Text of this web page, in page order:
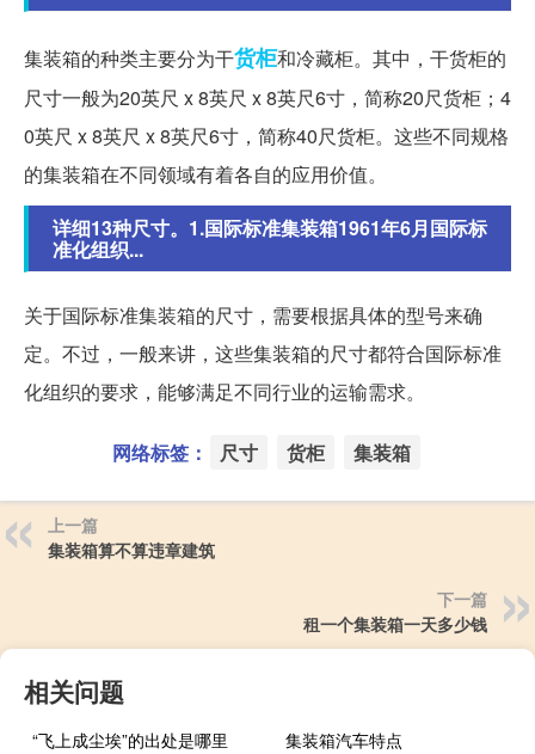
集装箱的种类主要分为干货柜和冷藏柜。其中，干货柜的
尺寸一般为20英尺 x 8英尺 x 8英尺6寸，简称20尺货柜；4
0英尺 x 8英尺 x 8英尺6寸，简称40尺货柜。这些不同规格
的集装箱在不同领域有着各自的应用价值。
详细13种尺寸。1.国际标准集装箱1961年6月国际标
准化组织...
关于国际标准集装箱的尺寸，需要根据具体的型号来确
定。不过，一般来讲，这些集装箱的尺寸都符合国际标准
化组织的要求，能够满足不同行业的运输需求。
网络标签： 尺寸 货柜 集装箱
上一篇
集装箱算不算违章建筑
下一篇
租一个集装箱一天多少钱
相关问题
“飞上成尘埃”的出处是哪里
集装箱汽车特点